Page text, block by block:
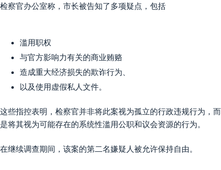
检察官办公室称，市长被告知了多项疑点，包括
滥用职权
与官方影响力有关的商业贿赂
造成重大经济损失的欺诈行为、
以及使用虚假私人文件。
这些指控表明，检察官并非将此案视为孤立的行政违规行为，而
是将其视为可能存在的系统性滥用公职和议会资源的行为。
在继续调查期间，该案的第二名嫌疑人被允许保持自由。